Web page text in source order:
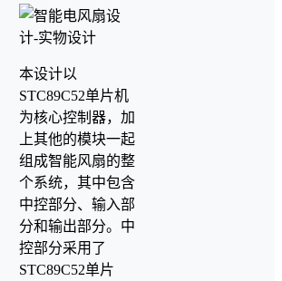
本设计以
STC89C52单片机
为核心控制器，加
上其他的模块一起
组成智能风扇的整
个系统，其中包含
中控部分、输入部
分和输出部分。中
控部分采用了
STC89C52单片